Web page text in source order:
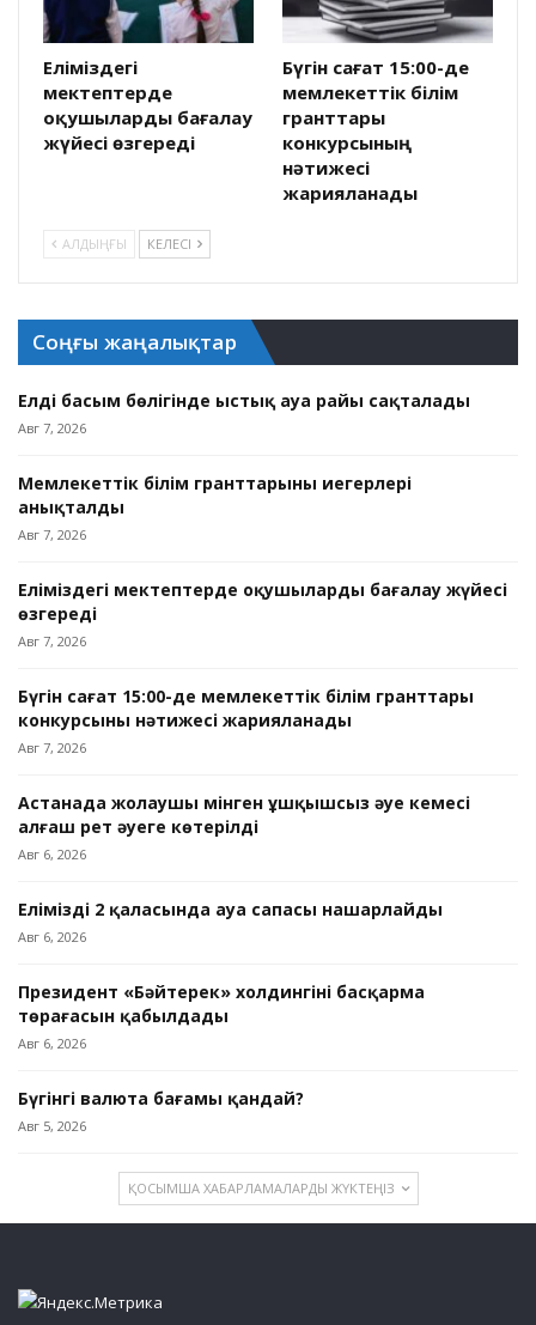
Еліміздегі
мектептерде
оқушыларды бағалау
жүйесі өзгереді
Бүгін сағат 15:00-де
мемлекеттік білім
гранттары
конкурсының
нәтижесі
жарияланады
АЛДЫҢҒЫ КЕЛЕСІ
Соңғы жаңалықтар
Елдің басым бөлігінде ыстық ауа райы сақталады
Авг 7, 2026
Мемлекеттік білім гранттарының иегерлері
анықталды
Авг 7, 2026
Еліміздегі мектептерде оқушыларды бағалау жүйесі
өзгереді
Авг 7, 2026
Бүгін сағат 15:00-де мемлекеттік білім гранттары
конкурсының нәтижесі жарияланады
Авг 7, 2026
Астанада жолаушы мінген ұшқышсыз әуе кемесі
алғаш рет әуеге көтерілді
Авг 6, 2026
Еліміздің 2 қаласында ауа сапасы нашарлайды
Авг 6, 2026
Президент «Бәйтерек» холдингінің басқарма
төрағасын қабылдады
Авг 6, 2026
Бүгінгі валюта бағамы қандай?
Авг 5, 2026
ҚОСЫМША ХАБАРЛАМАЛАРДЫ ЖҮКТЕҢІЗ